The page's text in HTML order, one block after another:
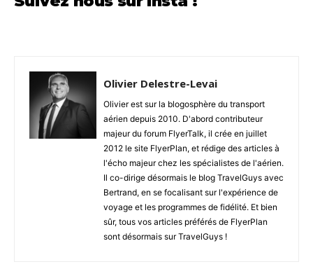
Olivier Delestre-Levai
Olivier est sur la blogosphère du transport
aérien depuis 2010. D'abord contributeur
majeur du forum FlyerTalk, il crée en juillet
2012 le site FlyerPlan, et rédige des articles à
l'écho majeur chez les spécialistes de l'aérien.
Il co-dirige désormais le blog TravelGuys avec
Bertrand, en se focalisant sur l'expérience de
voyage et les programmes de fidélité. Et bien
sûr, tous vos articles préférés de FlyerPlan
sont désormais sur TravelGuys !